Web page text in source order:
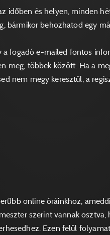
időben és helyen, minden
bármikor behozhatod egy
fogadó e-mailed fontos
meg, többek között. Ha a
nem megy keresztül, a
online óráinkhoz,
szerint vannak osztva,
Ezen felül